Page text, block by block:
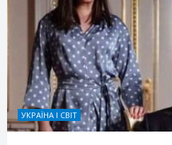
УКРАЇНА І СВІТ